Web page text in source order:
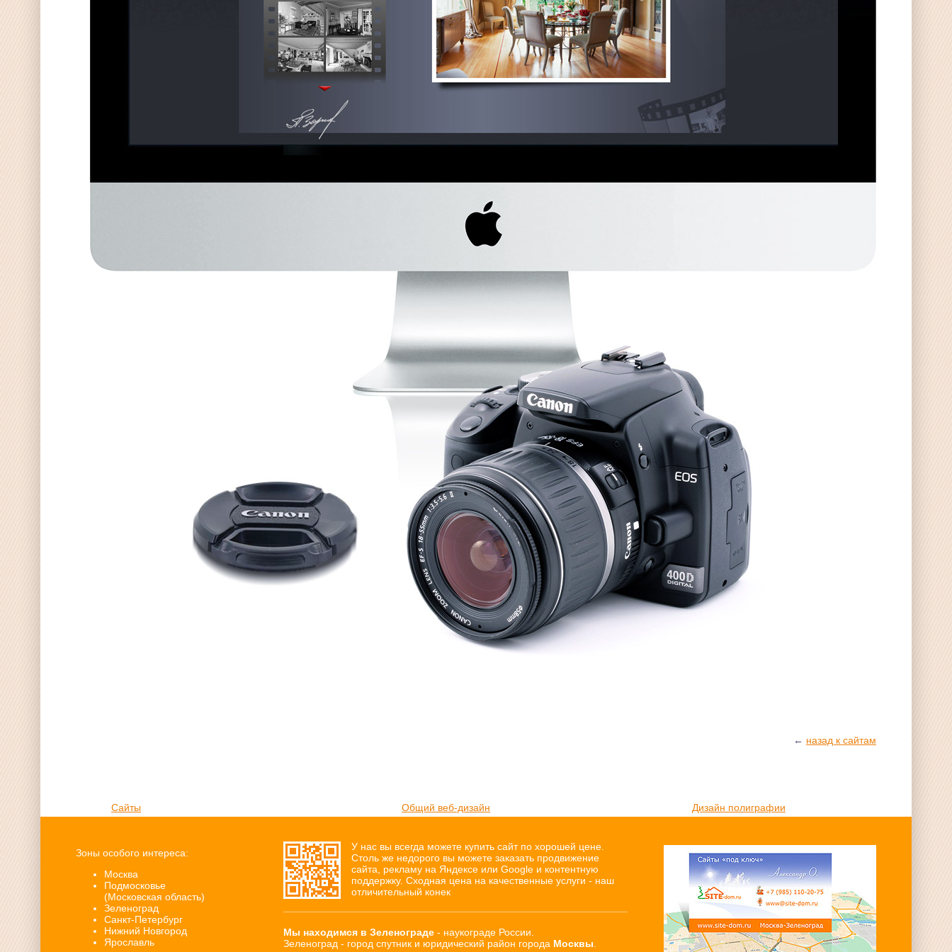
← назад к сайтам
Сайты Общий веб-дизайн Дизайн полиграфии
Зоны особого интереса:
Москва
Подмосковье
(Московская область)
Зеленоград
Санкт-Петербург
Нижний Новгород
Ярославль
У нас вы всегда можете купить сайт по хорошей цене.
Столь же недорого вы можете заказать продвижение
сайта, рекламу на Яндексе или Google и контентную
поддержку. Сходная цена на качественные услуги - наш
отличительный конек
Мы находимся в Зеленограде - наукограде России.
Зеленоград - город спутник и юридический район города Москвы